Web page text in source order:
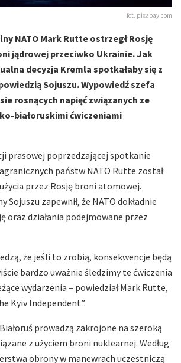
fot. pixabay.com
NATO Mark Rutte ostrzegł Rosję
jądrowej przeciwko Ukrainie. Jak
decyzja Kremla spotkałaby się z
Sojuszu. Wypowiedź szefa
rosnących napięć związanych ze
białoruskimi ćwiczeniami
prasowej poprzedzającej spotkanie
państw NATO Rutte został
przez Rosję broni atomowej.
Sojuszu zapewnił, że NATO dokładnie
oraz działania podejmowane przez
że jeśli to zrobią, konsekwencje będą
bardzo uważnie śledzimy te ćwiczenia
wydarzenia – powiedział Mark Rutte,
Kyiv Independent”.
prowadzą zakrojone na szeroką
z użyciem broni nuklearnej. Według
obrony w manewrach uczestniczą